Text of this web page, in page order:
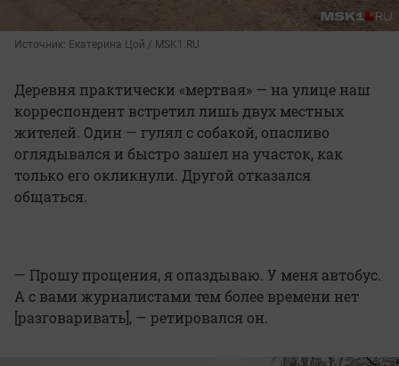
Источник: Екатерина Цой / MSK1.RU
Деревня практически «мертвая» — на улице наш
корреспондент встретил лишь двух местных
жителей. Один — гулял с собакой, опасливо
оглядывался и быстро зашел на участок, как
только его окликнули. Другой отказался
общаться.
— Прошу прощения, я опаздываю. У меня автобус.
А с вами журналистами тем более времени нет
[разговаривать], — ретировался он.